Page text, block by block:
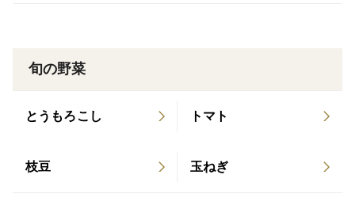
【 秒で売り切れるトウモロコシ‼️ 】
昨年、地元の産地市場で出品待ちされるほど大人気だっ
旬の野菜
とうもろこし トマト
枝豆 玉ねぎ